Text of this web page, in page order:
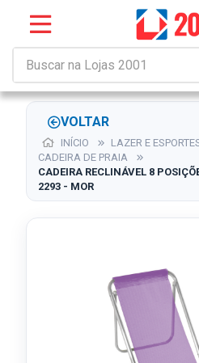
VOLTAR
INÍCIO
LAZER E
CADEIRA DE PRAIA
CADEIRA RECLINÁVEL 8
2293 - MOR